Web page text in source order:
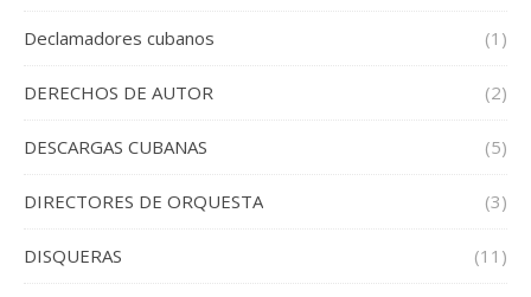
Declamadores cubanos (1)
DERECHOS DE AUTOR (2)
DESCARGAS CUBANAS (5)
DIRECTORES DE ORQUESTA (3)
DISQUERAS (11)